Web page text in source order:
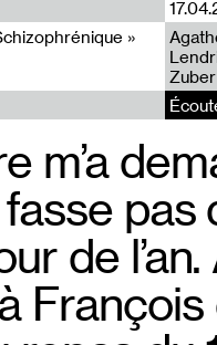
»
Zuber
m’a
fasse pas
de l’an.
François
À voix
À